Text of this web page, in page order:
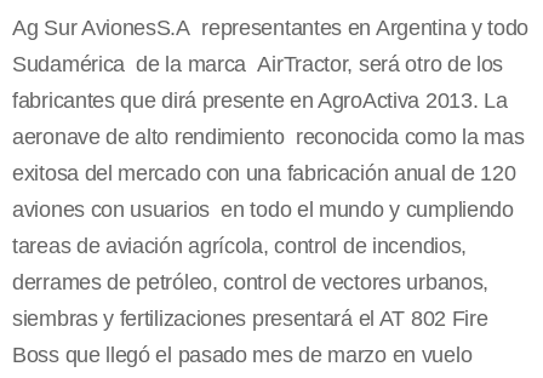
Ag Sur AvionesS.A representantes en Argentina y todo
Sudamérica de la marca AirTractor, será otro de los
fabricantes que dirá presente en AgroActiva 2013. La
aeronave de alto rendimiento reconocida como la mas
exitosa del mercado con una fabricación anual de 120
aviones con usuarios en todo el mundo y cumpliendo
tareas de aviación agrícola, control de incendios,
derrames de petróleo, control de vectores urbanos,
siembras y fertilizaciones presentará el AT 802 Fire
Boss que llegó el pasado mes de marzo en vuelo